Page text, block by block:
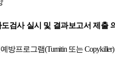
검사 실시 및 결과보고서 제출
방프로그램(Turnitin 또는Copykiller)